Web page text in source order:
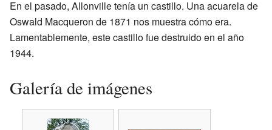
En el pasado, Allonville tenía un castillo. Una acuarela de
Oswald Macqueron de 1871 nos muestra cómo era.
Lamentablemente, este castillo fue destruido en el año
1944.
Galería de imágenes